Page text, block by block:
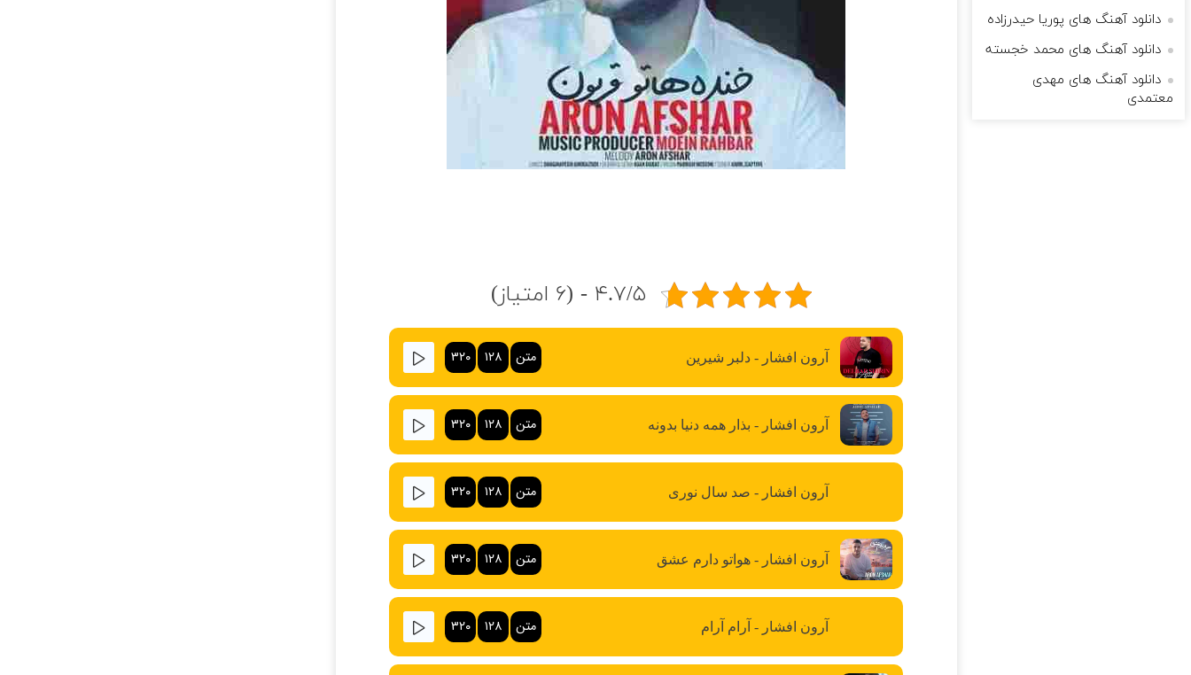
۴.۷/۵ - (۶ امتیاز)
آرون افشار - دلبر شیرین متن ۱۲۸ ۳۲۰
آرون افشار - بذار همه دنیا بدونه متن ۱۲۸ ۳۲۰
آرون افشار - صد سال نوری متن ۱۲۸ ۳۲۰
آرون افشار - هواتو دارم عشق متن ۱۲۸ ۳۲۰
آرون افشار - آرام آرام متن ۱۲۸ ۳۲۰
دانلود آهنگ های پوریا حیدرزاده
دانلود آهنگ های محمد خجسته
دانلود آهنگ های مهدی
معتمدی